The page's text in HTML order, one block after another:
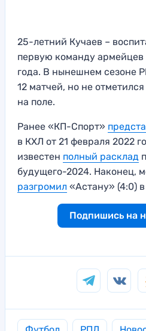
25-летний Кучаев –
первую команду армейцев
года. В нынешнем сезоне
12 матчей, но не
на поле.
Ранее «КП-Спорт»
в КХЛ от 21 февраля 2022
известен полный расклад
будущего-2024. Наконец,
разгромил «Астану» (4:0)
Подпишись на